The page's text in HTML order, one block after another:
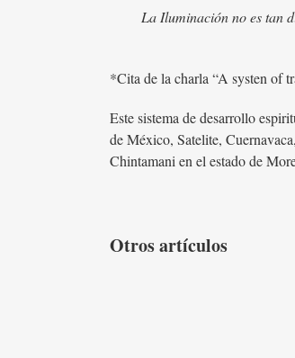
La Iluminación no es tan
*Cita de la charla “A systen of
Este sistema de desarrollo
de México, Satelite,
Chintamani en el estado de
Otros artículos